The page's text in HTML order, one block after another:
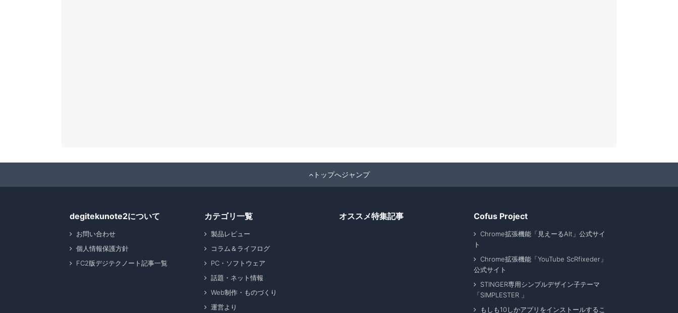
トップへジャンプ
degitekunote2について
お問い合わせ
個人情報保護方針
FC2版デジテクノート記事一覧
カテゴリ一覧
製品レビュー
コラム＆ライフログ
PC・ソフトウェア
話題・ネット情報
Web制作・ものづくり
運営より
オススメ特集記事 Cofus Project
Chrome拡張機能「見えーるAlt」公式サイ
ト
Chrome拡張機能「YouTube ScRfixeder」
公式サイト
STINGER専用シンプルデザイン子テーマ
「SIMPLESTER 」
もしも10しかアプリをインストールするこ